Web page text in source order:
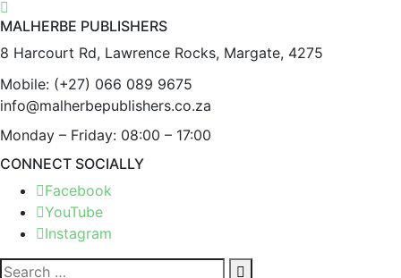
MALHERBE PUBLISHERS
8 Harcourt Rd, Lawrence Rocks, Margate, 4275
Mobile: (+27) 066 089 9675
info@malherbepublishers.co.za
Monday – Friday: 08:00 – 17:00
CONNECT SOCIALLY
Facebook
YouTube
Instagram